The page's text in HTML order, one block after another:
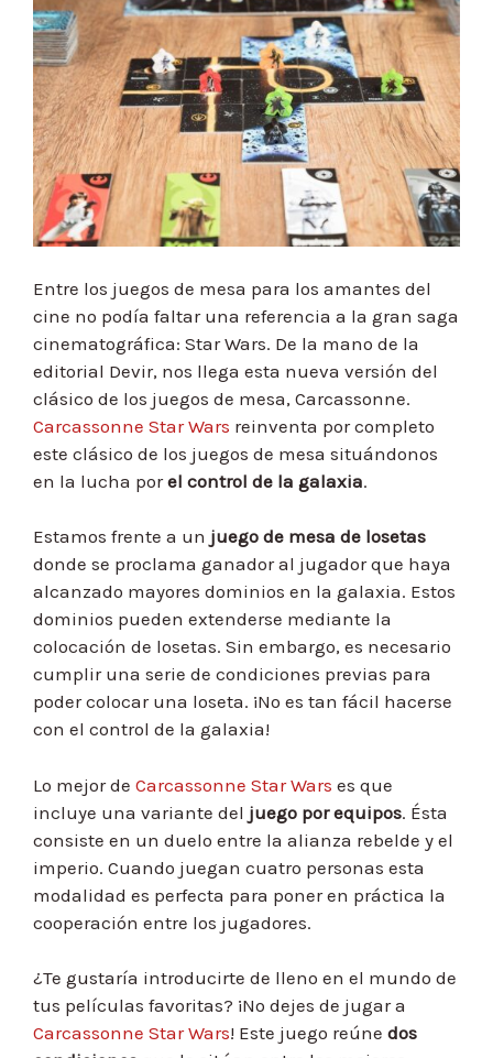
Entre los juegos de mesa para los amantes del
cine no podía faltar una referencia a la gran saga
cinematográfica: Star Wars. De la mano de la
editorial Devir, nos llega esta nueva versión del
clásico de los juegos de mesa, Carcassonne.
Carcassonne Star Wars reinventa por completo
este clásico de los juegos de mesa situándonos
en la lucha porel control de la galaxia.
Estamos frente a un juego de mesa de losetas
donde se proclama ganador al jugador que haya
alcanzado mayores dominios en la galaxia. Estos
dominios pueden extenderse mediante la
colocación de losetas. Sin embargo, es necesario
cumplir una serie de condiciones previas para
poder colocar una loseta. ¡No es tan fácil hacerse
con el control de la galaxia!
Lo mejor de Carcassonne Star Wars es que
incluye una variante del juego por equipos. Ésta
consiste en un duelo entre la alianza rebelde y el
imperio. Cuando juegan cuatro personas esta
modalidad es perfecta para poner en práctica la
cooperación entre los jugadores.
¿Te gustaría introducirte de lleno en el mundo de
tus películas favoritas? ¡No dejes de jugar a
Carcassonne Star Wars! Este juego reúne dos